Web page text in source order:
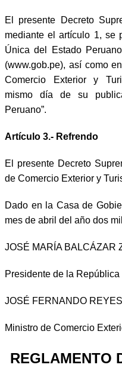
El presente Decreto
mediante el artículo 1, se
Única del Estado
(www.gob.pe), así como
Comercio Exterior y
mismo día de su
Peruano”.
Artículo 3.- Refrendo
El presente Decreto
de Comercio Exterior y
Dado en la Casa de
mes de abril del año dos
JOSÉ MARÍA BALCÁZAR
Presidente de la República
JOSÉ FERNANDO
Ministro de Comercio
REGLAMENTO